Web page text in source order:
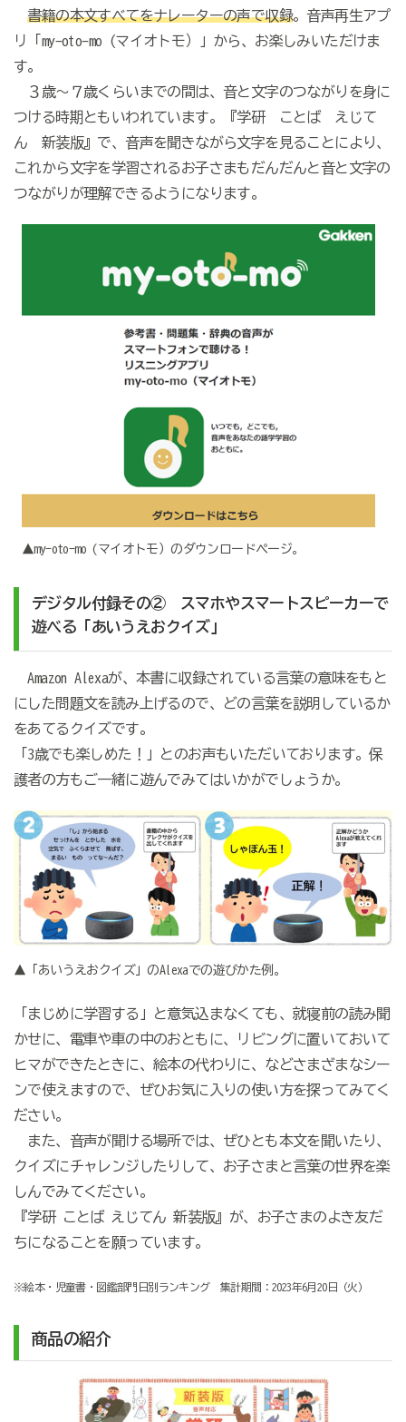
書籍の本文すべてをナレーターの声で収録。音声再生アプ
リ「my-oto-mo (マイオトモ）」から、お楽しみいただけま
す。
３歳～７歳くらいまでの間は、音と文字のつながりを身に
つける時期ともいわれています。『学研 ことば えじて
ん 新装版』で、音声を聞きながら文字を見ることにより、
これから文字を学習されるお子さまもだんだんと音と文字の
つながりが理解できるようになります。
▲my-oto-mo (マイオトモ）のダウンロードページ。
デジタル付録その② スマホやスマートスピーカーで
遊べる「あいうえおクイズ」
Amazon Alexaが、本書に収録されている言葉の意味をもと
にした問題文を読み上げるので、どの言葉を説明しているか
をあてるクイズです。
「3歳でも楽しめた！」とのお声もいただいております。保
護者の方もご一緒に遊んでみてはいかがでしょうか。
▲「あいうえおクイズ」のAlexaでの遊びかた例。
「まじめに学習する」と意気込まなくても、就寝前の読み聞
かせに、電車や車の中のおともに、リビングに置いておいて
ヒマができたときに、絵本の代わりに、などさまざまなシー
ンで使えますので、ぜひお気に入りの使い方を探ってみてく
ださい。
また、音声が聞ける場所では、ぜひとも本文を聞いたり、
クイズにチャレンジしたりして、お子さまと言葉の世界を楽
しんでみてください。
『学研 ことば えじてん 新装版』が、お子さまのよき友だ
ちになることを願っています。
※絵本・児童書・図鑑部門日別ランキング 集計期間：2023年6月20日（火）
商品の紹介